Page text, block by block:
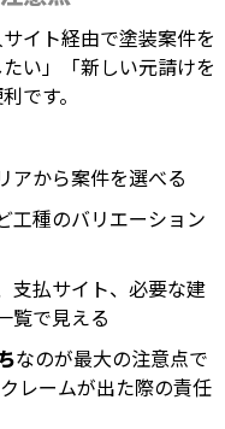
イト経由で塗装案件を
い」「新しい元請けを
です。
アから案件を選べる
工種のバリエーション
支払サイト、必要な建
覧で見える
なのが最大の注意点で
レームが出た際の責任